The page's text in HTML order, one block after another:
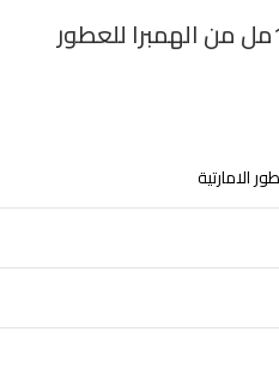
عطر الايف ناو للنساء – 100مل من الهمبرا للعطور
الامارتية